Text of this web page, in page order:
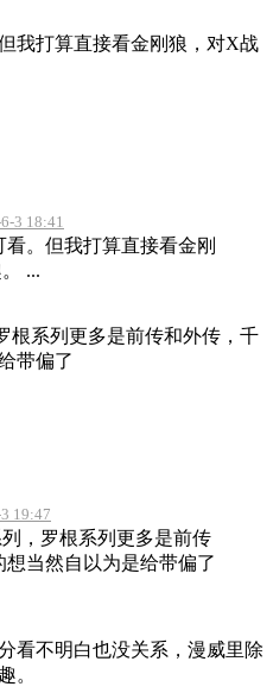
我打算直接看金刚狼，对X战
3 18:41
。但我打算直接看金刚
...
根系列更多是前传和外传，千
带偏了
19:47
，罗根系列更多是前传
当然自以为是给带偏了
看不明白也没关系，漫威里除
。